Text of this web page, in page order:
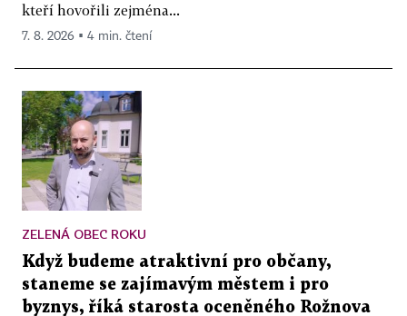
kteří hovořili zejména...
7. 8. 2026 ▪ 4 min. čtení
ZELENÁ OBEC ROKU
Když budeme atraktivní pro občany,
staneme se zajímavým městem i pro
byznys, říká starosta oceněného Rožnova